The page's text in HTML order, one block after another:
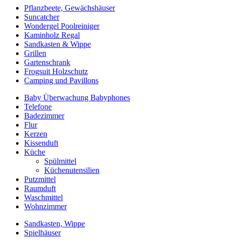
Pflanzbeete, Gewächshäuser
Suncatcher
Wondergel Poolreiniger
Kaminholz Regal
Sandkasten & Wippe
Grillen
Gartenschrank
Frogsuit Holzschutz
Camping und Pavillons
Baby Überwachung Babyphones
Telefone
Badezimmer
Flur
Kerzen
Kissenduft
Küche
Spülmittel
Küchenutensilien
Putzmittel
Raumduft
Waschmittel
Wohnzimmer
Sandkasten, Wippe
Spielhäuser